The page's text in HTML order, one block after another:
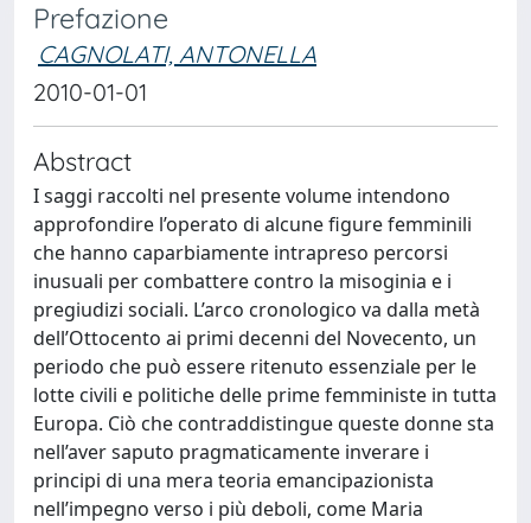
Prefazione
CAGNOLATI, ANTONELLA
2010-01-01
Abstract
I saggi raccolti nel presente volume intendono
approfondire l’operato di alcune figure femminili
che hanno caparbiamente intrapreso percorsi
inusuali per combattere contro la misoginia e i
pregiudizi sociali. L’arco cronologico va dalla metà
dell’Ottocento ai primi decenni del Novecento, un
periodo che può essere ritenuto essenziale per le
lotte civili e politiche delle prime femministe in tutta
Europa. Ciò che contraddistingue queste donne sta
nell’aver saputo pragmaticamente inverare i
principi di una mera teoria emancipazionista
nell’impegno verso i più deboli, come Maria